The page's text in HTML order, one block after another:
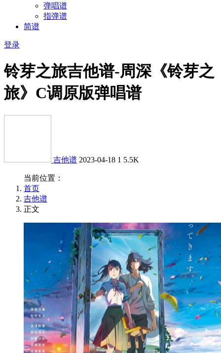
弹唱谱
指弹谱
简谱
登录
铃芽之旅吉他谱-周深《铃芽之
旅》C调原版弹唱谱
吉他谱 2023-04-18 1 5.5K
当前位置：
首页
吉他谱
正文